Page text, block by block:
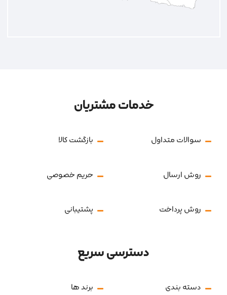
خدمات مشتریان
سوالات متداول بازگشت کالا
روش ارسال حریم خصوصی
روش پرداخت پشتیبانی
دسترسی سریع
دسته بندی برند ها